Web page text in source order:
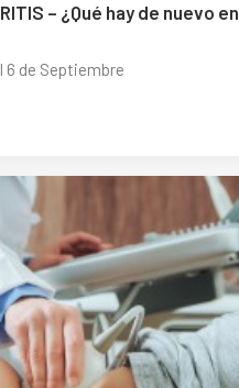
– ¿Qué hay de nuevo en
6 de Septiembre